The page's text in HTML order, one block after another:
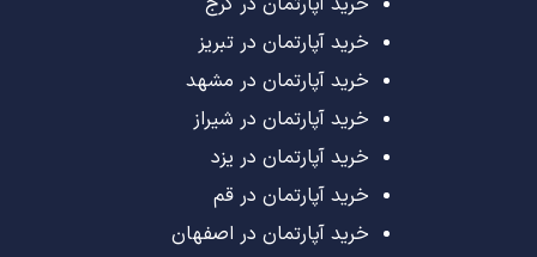
خرید آپارتمان در تبریز
خرید آپارتمان در مشهد
خرید آپارتمان در شیراز
خرید آپارتمان در یزد
خرید آپارتمان در قم
خرید آپارتمان در اصفهان